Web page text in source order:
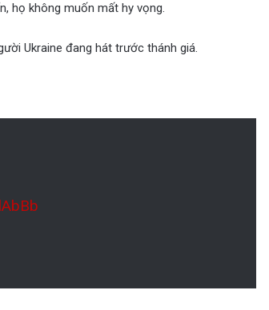
họ không muốn mất hy vọng.
Ukraine đang hát trước thánh giá.